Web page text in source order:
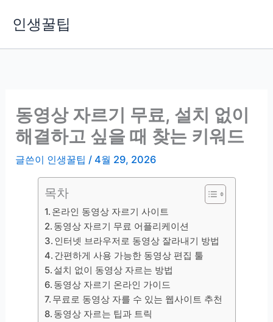
인생꿀팁
동영상 자르기 무료, 설치 없이
해결하고 싶을 때 찾는 키워드
글쓴이 인생꿀팁 /4월 29, 2026
목차
온라인 동영상 자르기 사이트
동영상 자르기 무료 어플리케이션
인터넷 브라우저로 동영상 잘라내기 방법
간편하게 사용 가능한 동영상 편집 툴
설치 없이 동영상 자르는 방법
동영상 자르기 온라인 가이드
무료로 동영상 자를 수 있는 웹사이트 추천
동영상 자르는 팁과 트릭